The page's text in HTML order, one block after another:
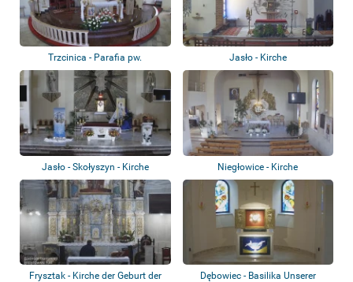
Trzcinica - Parafia pw.
Przemienienia Pa...
Jasło - Kirche
Jasło - Skołyszyn - Kirche Niegłowice - Kirche
Frysztak - Kirche der Geburt der
Dębowiec - Basilika Unserer